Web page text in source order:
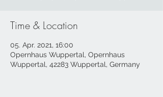
Time & Location
05. Apr. 2021, 16:00
Opernhaus Wuppertal, Opernhaus
Wuppertal, 42283 Wuppertal, Germany